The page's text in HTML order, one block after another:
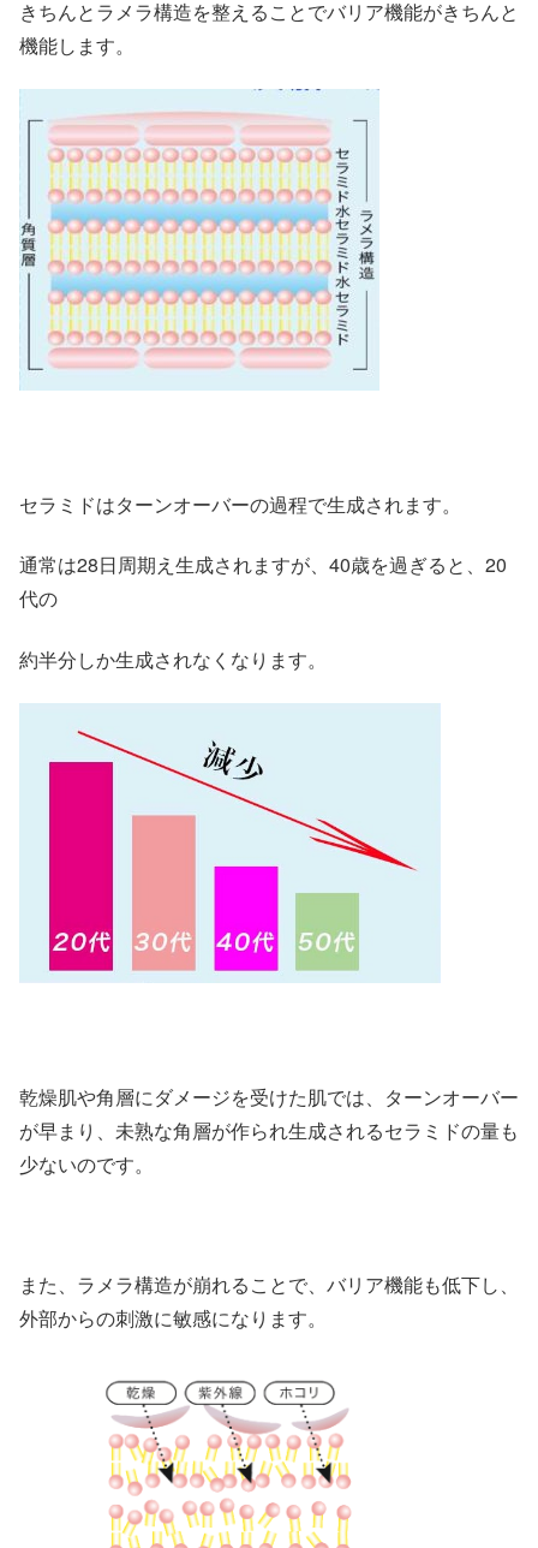
きちんとラメラ構造を整えることでバリア機能がきちんと
機能します。
セラミドはターンオーバーの過程で生成されます。
通常は28日周期え生成されますが、40歳を過ぎると、20
代の
約半分しか生成されなくなります。
乾燥肌や角層にダメージを受けた肌では、ターンオーバー
が早まり、未熟な角層が作られ生成されるセラミドの量も
少ないのです。
また、ラメラ構造が崩れることで、バリア機能も低下し、
外部からの刺激に敏感になります。